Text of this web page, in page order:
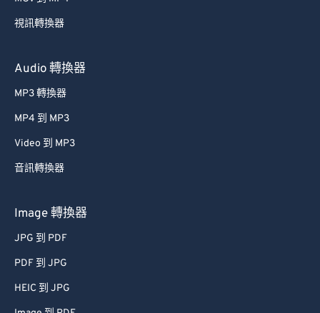
視訊轉換器
Audio 轉換器
MP3 轉換器
MP4 到 MP3
Video 到 MP3
音訊轉換器
Image 轉換器
JPG 到 PDF
PDF 到 JPG
HEIC 到 JPG